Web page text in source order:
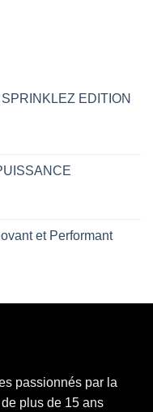
EDITION
et Performant
passionnés par la
plus de 15 ans